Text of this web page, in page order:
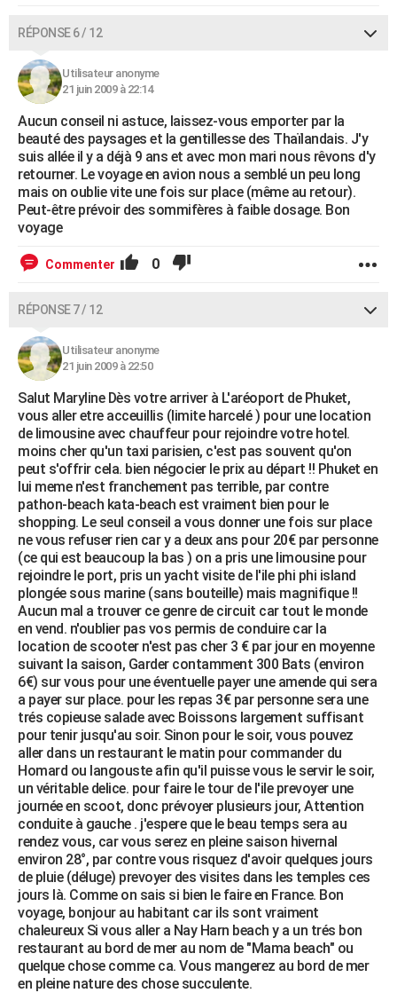
RÉPONSE 6 / 12
Utilisateur anonyme
21 juin 2009 à 22:14
Aucun conseil ni astuce, laissez-vous emporter par la
beauté des paysages et la gentillesse des Thaïlandais. J'y
suis allée il y a déjà 9 ans et avec mon mari nous rêvons d'y
retourner. Le voyage en avion nous a semblé un peu long
mais on oublie vite une fois sur place (même au retour).
Peut-être prévoir des sommifères à faible dosage. Bon
voyage
Commenter 0
RÉPONSE 7 / 12
Utilisateur anonyme
21 juin 2009 à 22:50
Salut Maryline Dès votre arriver à L'aréoport de Phuket,
vous aller etre acceuillis (limite harcelé ) pour une location
de limousine avec chauffeur pour rejoindre votre hotel.
moins cher qu'un taxi parisien, c'est pas souvent qu'on
peut s'offrir cela. bien négocier le prix au départ !! Phuket en
lui meme n'est franchement pas terrible, par contre
pathon-beach kata-beach est vraiment bien pour le
shopping. Le seul conseil a vous donner une fois sur place
ne vous refuser rien car y a deux ans pour 20€ par personne
(ce qui est beaucoup la bas ) on a pris une limousine pour
rejoindre le port, pris un yacht visite de l'ile phi phi island
plongée sous marine (sans bouteille) mais magnifique !!
Aucun mal a trouver ce genre de circuit car tout le monde
en vend. n'oublier pas vos permis de conduire car la
location de scooter n'est pas cher 3 € par jour en moyenne
suivant la saison, Garder contamment 300 Bats (environ
6€) sur vous pour une éventuelle payer une amende qui sera
a payer sur place. pour les repas 3€ par personne sera une
trés copieuse salade avec Boissons largement suffisant
pour tenir jusqu'au soir. Sinon pour le soir, vous pouvez
aller dans un restaurant le matin pour commander du
Homard ou langouste afin qu'il puisse vous le servir le soir,
un véritable delice. pour faire le tour de l'ile prevoyer une
journée en scoot, donc prévoyer plusieurs jour, Attention
conduite à gauche . j'espere que le beau temps sera au
rendez vous, car vous serez en pleine saison hivernal
environ 28°, par contre vous risquez d'avoir quelques jours
de pluie (déluge) prevoyer des visites dans les temples ces
jours là. Comme on sais si bien le faire en France. Bon
voyage, bonjour au habitant car ils sont vraiment
chaleureux Si vous aller a Nay Harn beach y a un trés bon
restaurant au bord de mer au nom de "Mama beach" ou
quelque chose comme ca. Vous mangerez au bord de mer
en pleine nature des chose succulente.